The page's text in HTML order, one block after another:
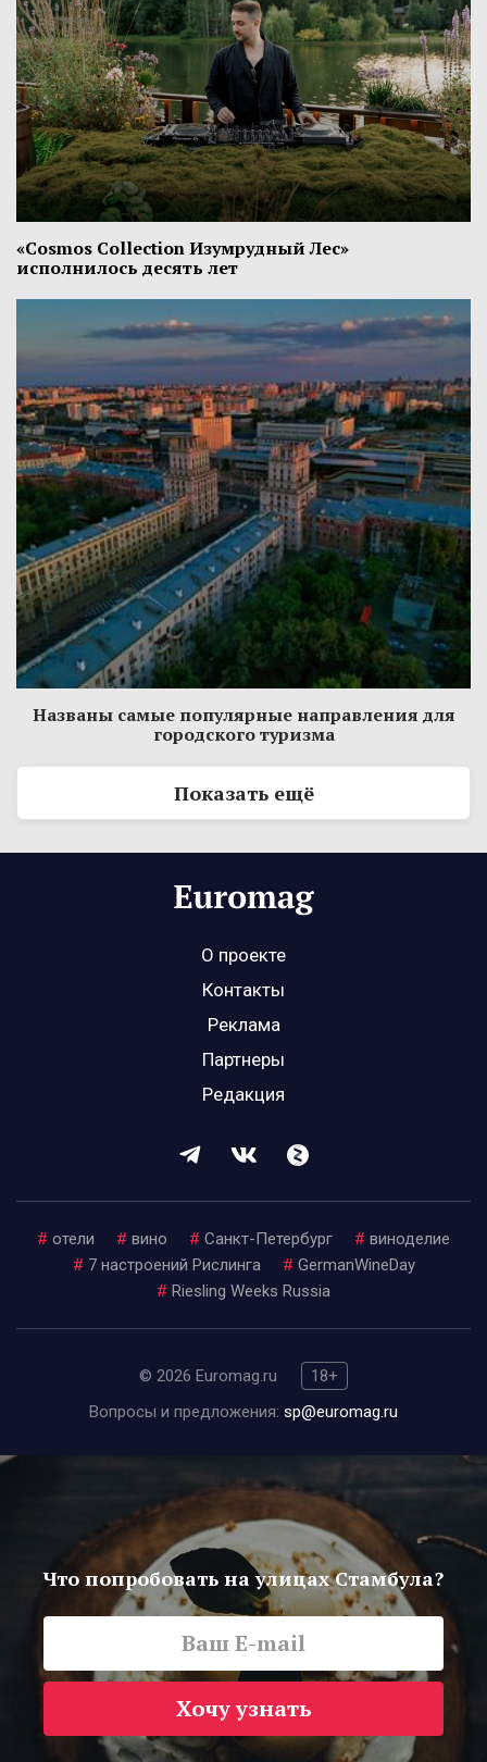
«Cosmos Collection Изумрудный Лес»
исполнилось десять лет
Названы самые популярные направления для
городского туризма
Показать ещё
О проекте
Контакты
Реклама
Партнеры
Редакция
# отели # вино # Санкт-Петербург # виноделие
# 7 настроений Рислинга # GermanWineDay
# Riesling Weeks Russia
© 2026 Euromag.ru
18+
Вопросы и предложения: sp@euromag.ru
Что попробовать на улицах Стамбула?
Хочу узнать